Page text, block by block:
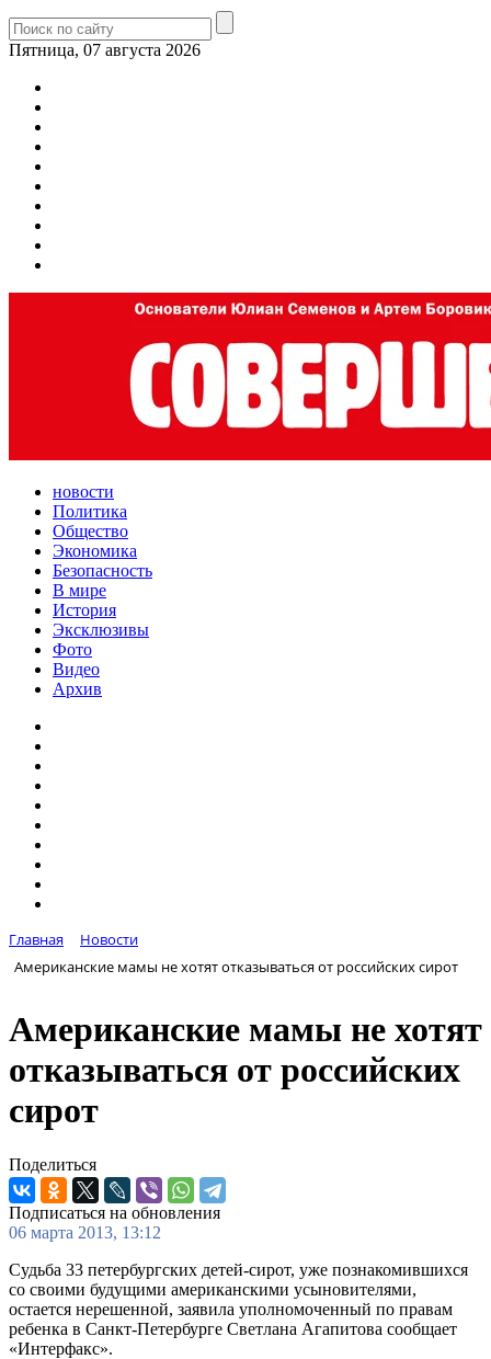
Пятница, 07 августа 2026
новости
Политика
Общество
Экономика
Безопасность
В мире
История
Эксклюзивы
Фото
Видео
Архив
Главная
Новости
Американские мамы не хотят отказываться от российских сирот
Американские мамы не хотят
отказываться от российских
сирот
Поделиться
Подписаться на обновления
06 марта 2013, 13:12
Судьба 33 петербургских детей-сирот, уже познакомившихся
со своими будущими американскими усыновителями,
остается нерешенной, заявила уполномоченный по правам
ребенка в Санкт-Петербурге Светлана Агапитова сообщает
«Интерфакс».